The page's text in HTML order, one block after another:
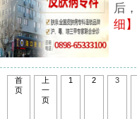
后
细】
首
页
上
一
页
1 2 3